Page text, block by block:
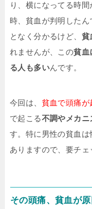
り、横になってる時
時、貧血が判明した
となく分かるけど、 貧
れませんが、この貧血
る人も多いんです。
今回は、 貧血で頭痛が
で起こる不調やメカニ
す。特に男性の貧血
ありますので、要チェ
その頭痛、貧血が原